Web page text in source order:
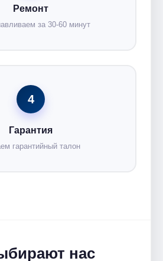
Ремонт
за 30-60 минут
4
Гарантия
гарантийный талон
нас